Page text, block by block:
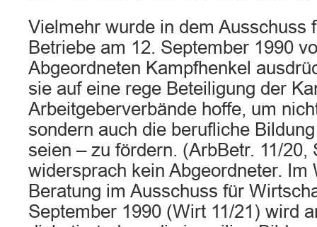
Vielmehr wurde in dem Ausschuss
Betriebe am 12. September 1990
Abgeordneten Kampfhenkel
sie auf eine rege Beteiligung der
Arbeitgeberverbände hoffe, um
sondern auch die berufliche
seien – zu fördern. (ArbBetr. 11/
widersprach kein Abgeordneter. Im
Beratung im Ausschuss für
September 1990 (Wirt 11/21) wird